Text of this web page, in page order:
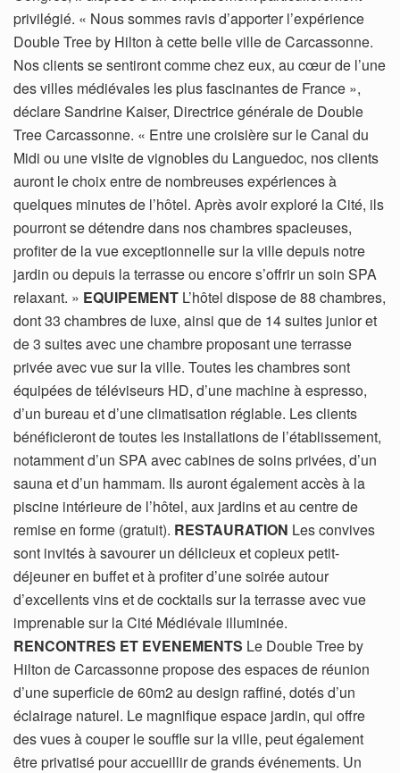
privilégié. « Nous sommes ravis d’apporter l’expérience
Double Tree by Hilton à cette belle ville de Carcassonne.
Nos clients se sentiront comme chez eux, au cœur de l’une
des villes médiévales les plus fascinantes de France »,
déclare Sandrine Kaiser, Directrice générale de Double
Tree Carcassonne. « Entre une croisière sur le Canal du
Midi ou une visite de vignobles du Languedoc, nos clients
auront le choix entre de nombreuses expériences à
quelques minutes de l’hôtel. Après avoir exploré la Cité, ils
pourront se détendre dans nos chambres spacieuses,
profiter de la vue exceptionnelle sur la ville depuis notre
jardin ou depuis la terrasse ou encore s’offrir un soin SPA
relaxant. » EQUIPEMENT L’hôtel dispose de 88 chambres,
dont 33 chambres de luxe, ainsi que de 14 suites junior et
de 3 suites avec une chambre proposant une terrasse
privée avec vue sur la ville. Toutes les chambres sont
équipées de téléviseurs HD, d’une machine à espresso,
d’un bureau et d’une climatisation réglable. Les clients
bénéficieront de toutes les installations de l’établissement,
notamment d’un SPA avec cabines de soins privées, d’un
sauna et d’un hammam. Ils auront également accès à la
piscine intérieure de l’hôtel, aux jardins et au centre de
remise en forme (gratuit). RESTAURATION Les convives
sont invités à savourer un délicieux et copieux petit-
déjeuner en buffet et à profiter d’une soirée autour
d’excellents vins et de cocktails sur la terrasse avec vue
imprenable sur la Cité Médiévale illuminée.
RENCONTRES ET EVENEMENTS Le Double Tree by
Hilton de Carcassonne propose des espaces de réunion
d’une superficie de 60m2 au design raffiné, dotés d’un
éclairage naturel. Le magnifique espace jardin, qui offre
des vues à couper le souffle sur la ville, peut également
être privatisé pour accueillir de grands événements. Un